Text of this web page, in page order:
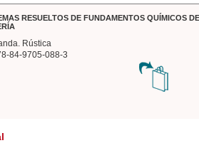
RESUELTOS DE FUNDAMENTOS QUÍMICOS
Rústica
84-9705-088-3